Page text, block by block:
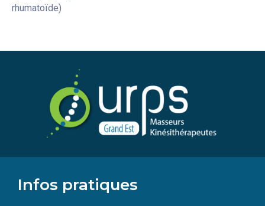
rhumatoïde)
Infos pratiques